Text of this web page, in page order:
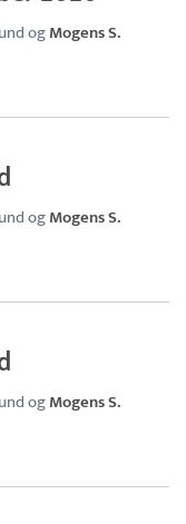
ogMogens S.
ogMogens S.
ogMogens S.